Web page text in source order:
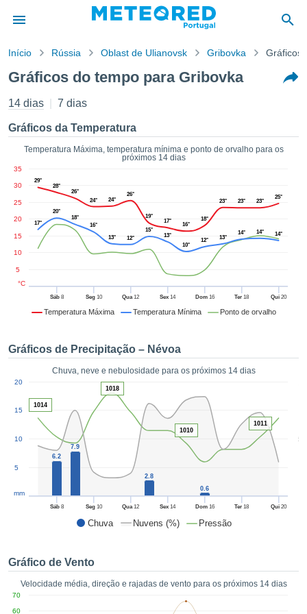
da
foi
por
para
que as
a este
das
e
forma
digital
fornecer-
de alta
custo.
o
no
como
CONTINUAR
CONFIGURAÇÕES
Início Rússia Oblast de Ulianovsk Gribovka Gráficos
Gráficos do tempo para Gribovka
14 dias 7 dias
Gráficos da Temperatura
Temperatura Máxima, temperatura mínima e ponto de orvalho para os
próximos 14 dias
Temperatura Máxima Temperatura Mínima Ponto de orvalho
Sáb8 Seg10 Qua12 Sex 14 Dom16 Ter 18 Qui 20
5
10
15
20
25
30
35
°C
29°
28°
26°
24°
24°
26°
19°
17°
16°
18°
23° 23° 23°
25°
17°
20°
18°
16°
13°
12°
15°
13°
10°
12° 13°
14° 14° 14°
Gráficos de Precipitação – Névoa
Chuva, neve e nebulosidade para os próximos 14 dias
Chuva Nuvens (%) Pressão
50
Sáb8 Seg10 Qua12 Sex 14 Dom16 Ter 18 Qui 20
5
10
15
20
mm
6.2
7.9
2.8
0.6
1014
1018
1010
1011
Gráfico de Vento
Velocidade média, direção e rajadas de vento para os próximos 14 dias
60
70